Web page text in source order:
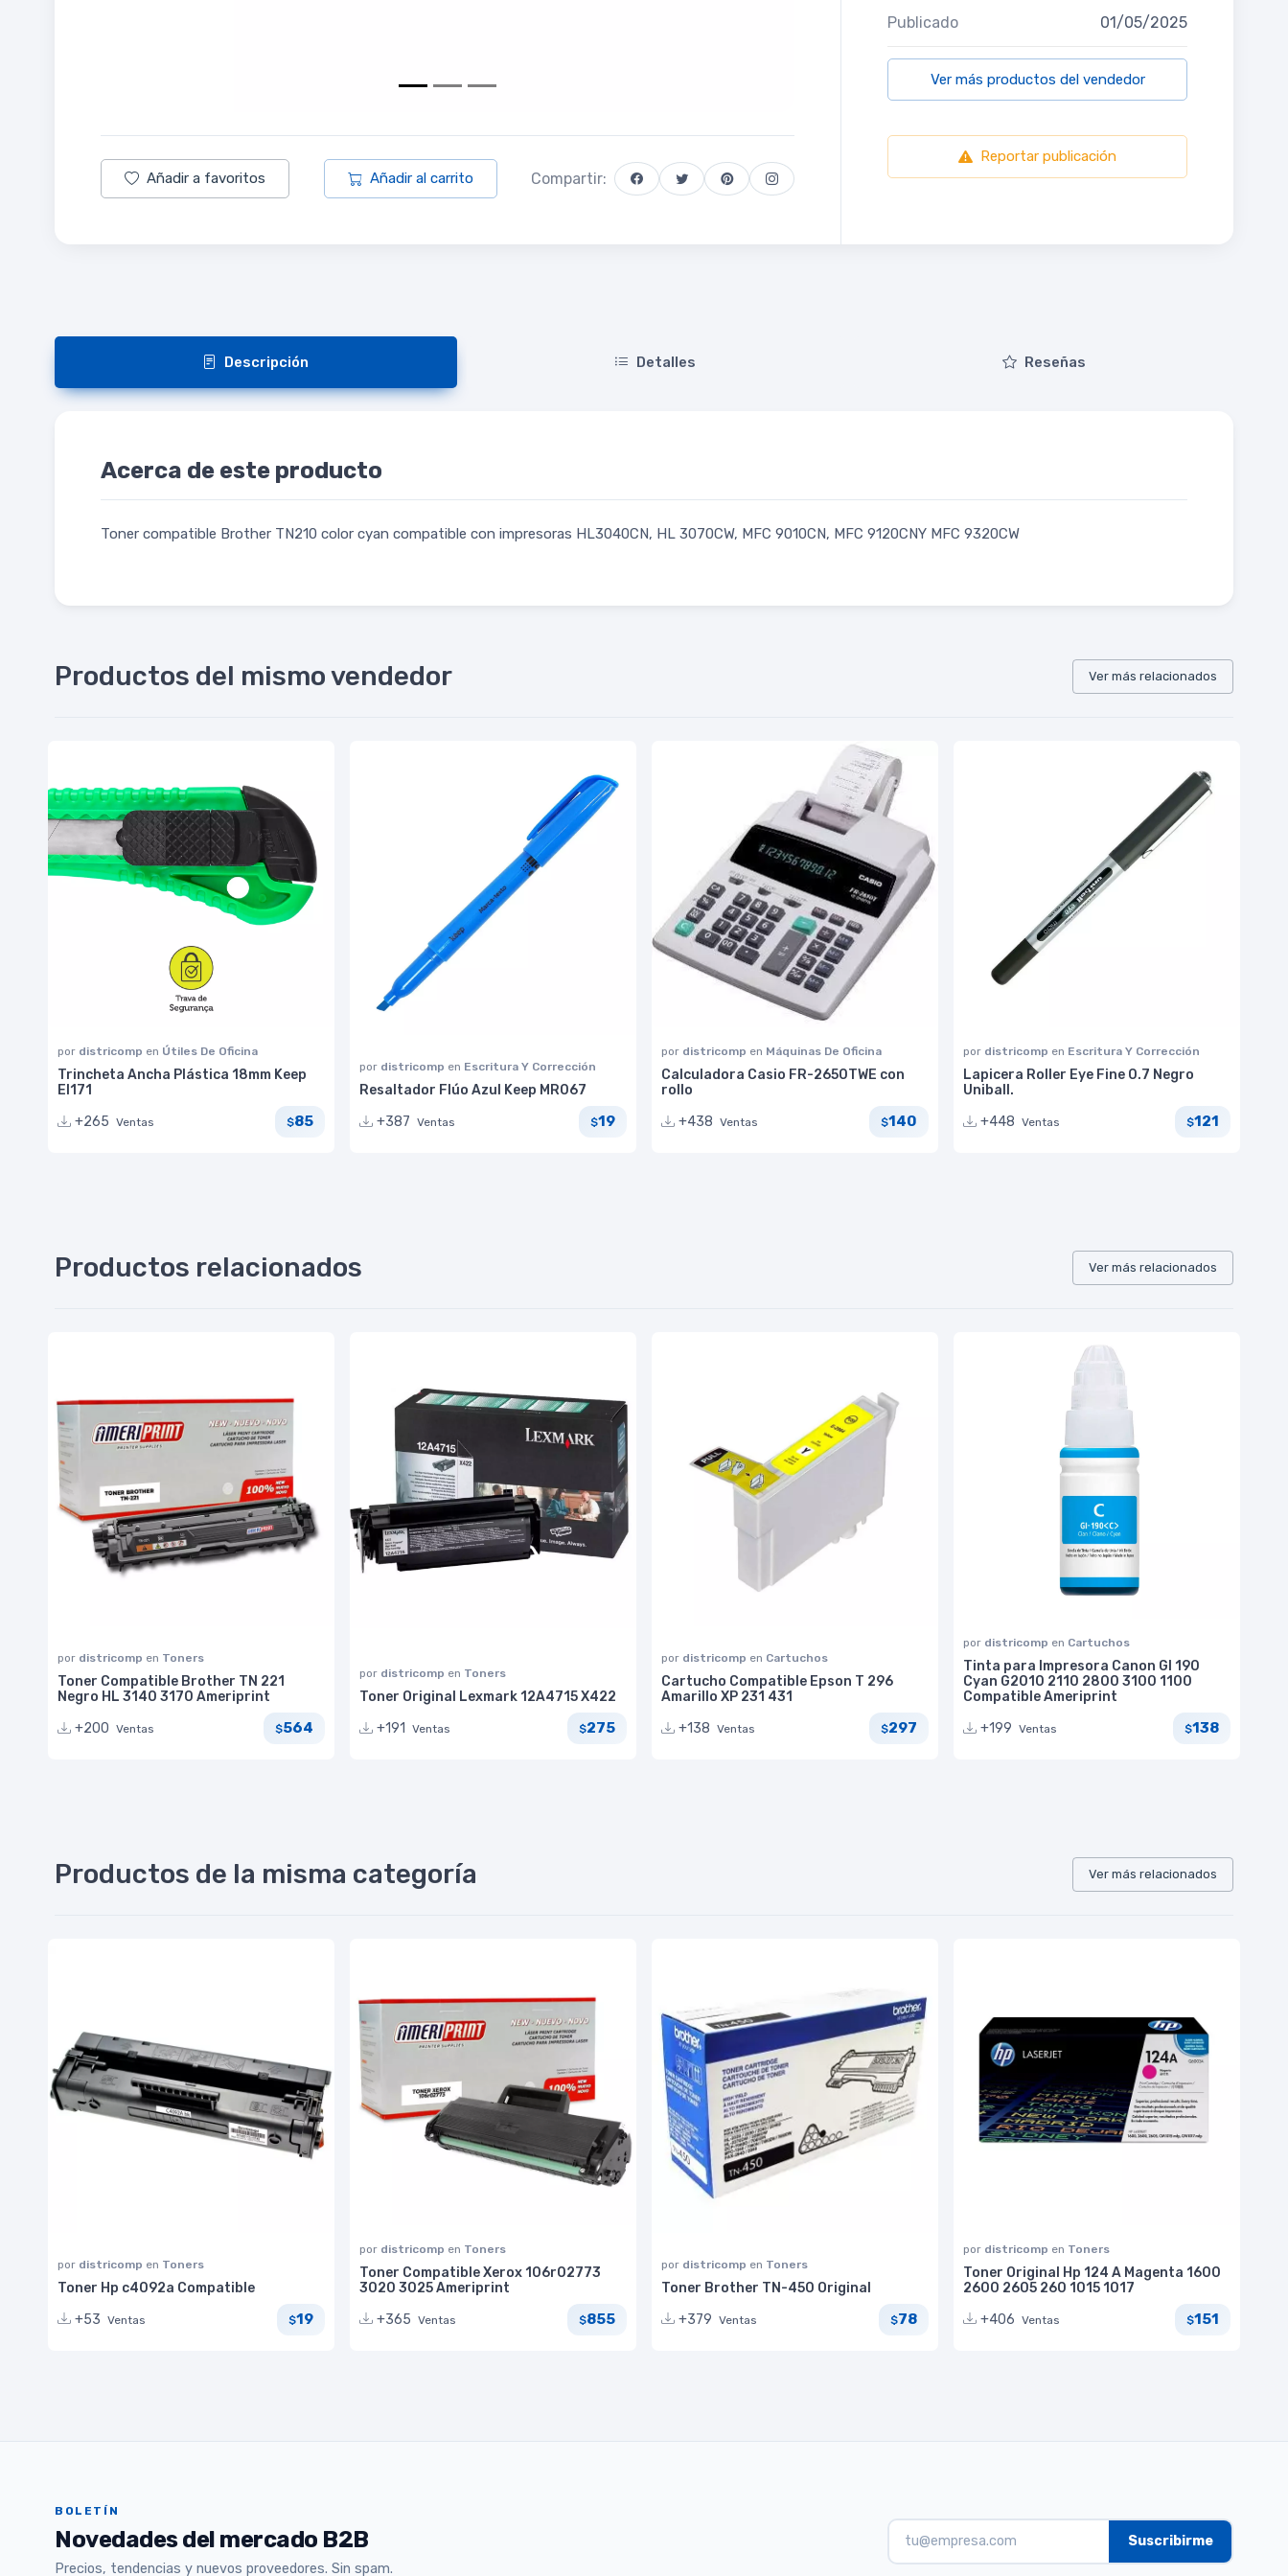
Añadir a favoritos Añadir al carrito Compartir:
Publicado 01/05/2025
Ver más productos del vendedor
Reportar publicación
Descripción Detalles Reseñas
Acerca de este producto
Toner compatible Brother TN210 color cyan compatible con impresoras HL3040CN, HL 3070CW, MFC 9010CN, MFC 9120CNY MFC 9320CW
Productos del mismo vendedor Ver más relacionados
por districomp en Útiles De Oficina
Trincheta Ancha Plástica 18mm Keep
EI171
+265 Ventas $85
por districomp en Escritura Y Corrección
Resaltador Flúo Azul Keep MR067
+387 Ventas $19
por districomp en Máquinas De Oficina
Calculadora Casio FR-2650TWE con
rollo
+438 Ventas $140
por districomp en Escritura Y Corrección
Lapicera Roller Eye Fine 0.7 Negro
Uniball.
+448 Ventas $121
Productos relacionados Ver más relacionados
por districomp en Toners
Toner Compatible Brother TN 221
Negro HL 3140 3170 Ameriprint
+200 Ventas $564
por districomp en Toners
Toner Original Lexmark 12A4715 X422
+191
Ventas $275
por districomp en Cartuchos
Cartucho Compatible Epson T 296
Amarillo XP 231 431
+138 Ventas $297
por districomp en Cartuchos
Tinta para Impresora Canon GI 190
Cyan G2010 2110 2800 3100 1100
Compatible Ameriprint
+199 Ventas $138
Productos de la misma categoría Ver más relacionados
por districomp en Toners
Toner Hp c4092a Compatible
+53 Ventas $19
por districomp en Toners
Toner Compatible Xerox 106r02773
3020 3025 Ameriprint
+365 Ventas $855
por districomp en Toners
Toner Brother TN-450 Original
+379 Ventas $78
por districomp en Toners
Toner Original Hp 124 A Magenta 1600
2600 2605 260 1015 1017
+406 Ventas $151
BOLETÍN
Novedades del mercado B2B
Precios, tendencias y nuevos proveedores. Sin spam.